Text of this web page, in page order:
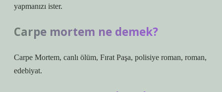
yapmanızı ister.
Carpe mortem ne demek?
Carpe Mortem, canlı ölüm, Fırat Paşa, polisiye roman, roman,
edebiyat.